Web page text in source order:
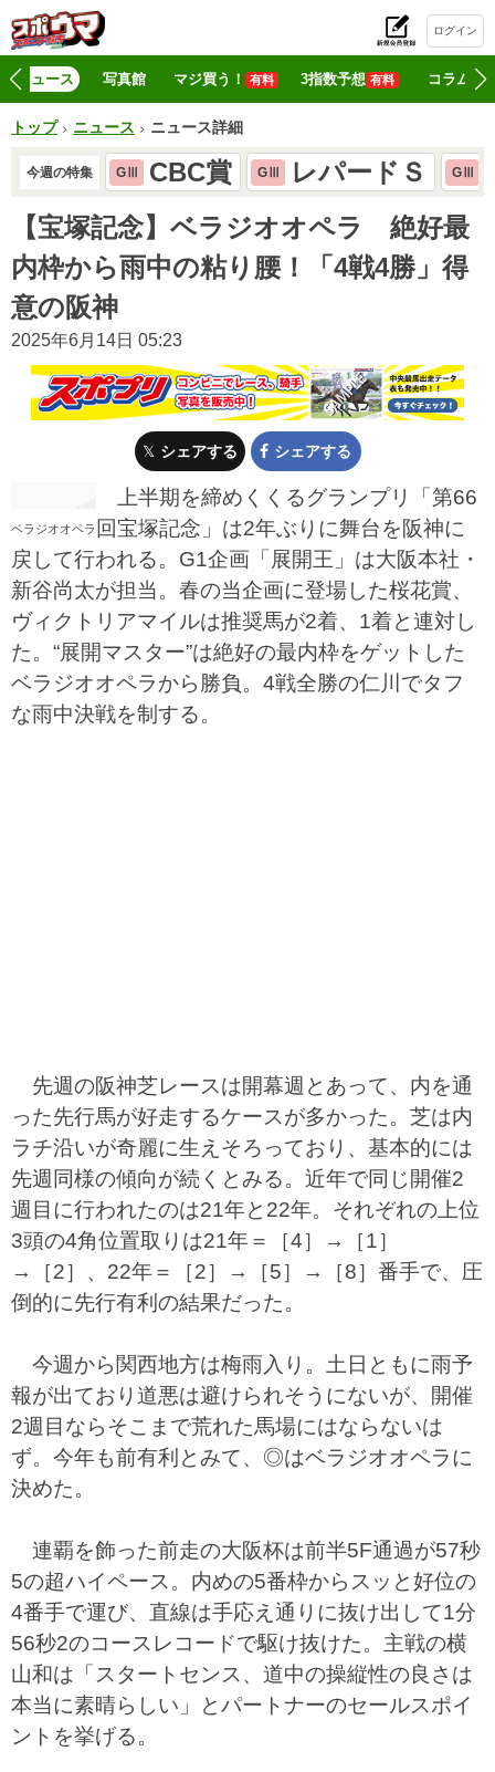
ログイン
ニュース 写真館 マジ買う！ 有料 3指数予想 有料 コラム
トップ ニュース ニュース詳細
今週の特集 GⅢ CBC賞 GⅢ レパードＳ GⅢ
【宝塚記念】ベラジオオペラ 絶好最
内枠から雨中の粘り腰！「4戦4勝」得
意の阪神
2025年6月14日 05:23
シェアする シェアする
ベラジオオペラ
上半期を締めくくるグランプリ「第66
回宝塚記念」は2年ぶりに舞台を阪神に
戻して行われる。G1企画「展開王」は大阪本社・
新谷尚太が担当。春の当企画に登場した桜花賞、
ヴィクトリアマイルは推奨馬が2着、1着と連対し
た。“展開マスター”は絶好の最内枠をゲットした
ベラジオオペラから勝負。4戦全勝の仁川でタフ
な雨中決戦を制する。
先週の阪神芝レースは開幕週とあって、内を通
った先行馬が好走するケースが多かった。芝は内
ラチ沿いが奇麗に生えそろっており、基本的には
先週同様の傾向が続くとみる。近年で同じ開催2
週目に行われたのは21年と22年。それぞれの上位
3頭の4角位置取りは21年＝［4］→［1］
→［2］、22年＝［2］→［5］→［8］番手で、圧
倒的に先行有利の結果だった。
今週から関西地方は梅雨入り。土日ともに雨予
報が出ており道悪は避けられそうにないが、開催
2週目ならそこまで荒れた馬場にはならないは
ず。今年も前有利とみて、◎はベラジオオペラに
決めた。
連覇を飾った前走の大阪杯は前半5F通過が57秒
5の超ハイペース。内めの5番枠からスッと好位の
4番手で運び、直線は手応え通りに抜け出して1分
56秒2のコースレコードで駆け抜けた。主戦の横
山和は「スタートセンス、道中の操縦性の良さは
本当に素晴らしい」とパートナーのセールスポイ
ントを挙げる。